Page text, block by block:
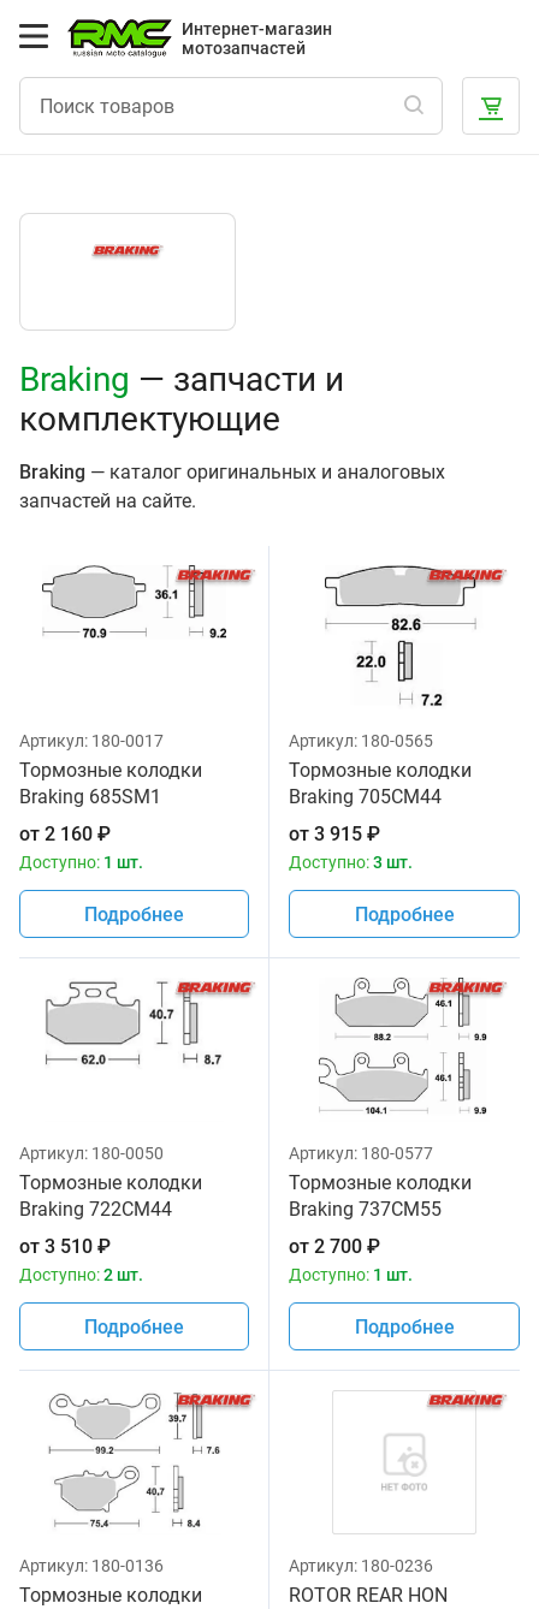
Интернет-магазин
мотозапчастей
Braking — запчасти и
комплектующие
Braking — каталог оригинальных и аналоговых
запчастей на сайте.
Артикул: 180-0017
Тормозные колодки
Braking 685SM1
от 2 160 ₽
Доступно: 1 шт.
Подробнее
Артикул: 180-0565
Тормозные колодки
Braking 705CM44
от 3 915 ₽
Доступно:3 шт.
Подробнее
Артикул: 180-0050
Тормозные колодки
Braking 722CM44
от 3 510 ₽
Доступно:2 шт.
Подробнее
Артикул: 180-0577
Тормозные колодки
Braking 737CM55
от 2 700 ₽
Доступно: 1 шт.
Подробнее
Артикул: 180-0136
Тормозные колодки
Артикул: 180-0236
ROTOR REAR HON